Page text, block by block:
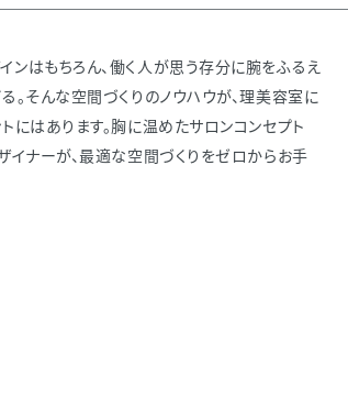
はもちろん、働く人が思う存分に腕をふるえ
。そんな空間づくりのノウハウが、理美容室に
にはあります。胸に温めたサロンコンセプト
イナーが、最適な空間づくりをゼロからお手